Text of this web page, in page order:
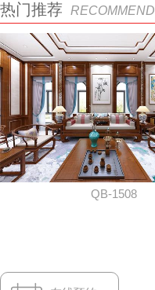
热门推荐 RECOMMEND
QB-1508